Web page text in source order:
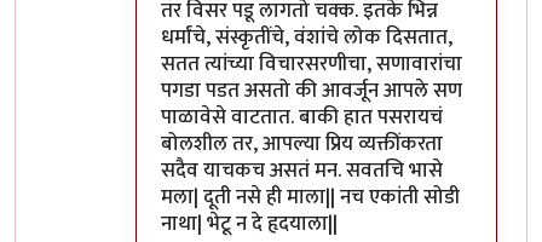
तर विसर पडू लागतो चक्क. इतके भिन्न
धर्मांचे, संस्कृतींचे, वंशांचे लोक दिसतात,
सतत त्यांच्या विचारसरणीचा, सणावारांचा
पगडा पडत असतो की आवर्जून आपले सण
पाळावेसे वाटतात. बाकी हात पसरायचं
बोलशील तर, आपल्या प्रिय व्यक्तींकरता
सदैव याचकच असतं मन. सवतचि भासे
मला| दूती नसे ही माला|| नच एकांती सोडी
नाथा| भेटू न दे हृदयाला||